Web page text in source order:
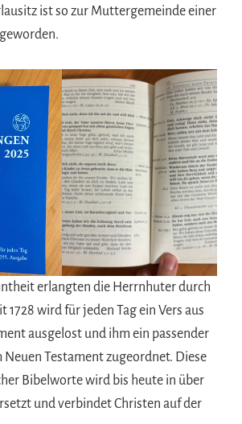
ist so zur Muttergemeinde einer
erlangten die Herrnhuter durch
1728 wird für jeden Tag ein Vers aus
ausgelost und ihm ein passender
Neuen Testament zugeordnet. Diese
Bibelworte wird bis heute in über
und verbindet Christen auf der